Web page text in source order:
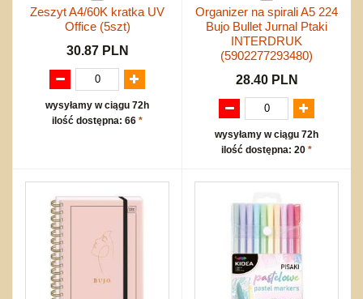
Regulamin
Kontakt
Mapa produktów
Zeszyt A4/60K kratka UV
Office (5szt)
30.87 PLN
wysyłamy w ciągu 72h
ilość dostępna: 66 *
Organizer na spirali A5 224
Bujo Bullet Jurnal Ptaki
INTERDRUK
(5902277293480)
28.40 PLN
wysyłamy w ciągu 72h
ilość dostępna: 20 *